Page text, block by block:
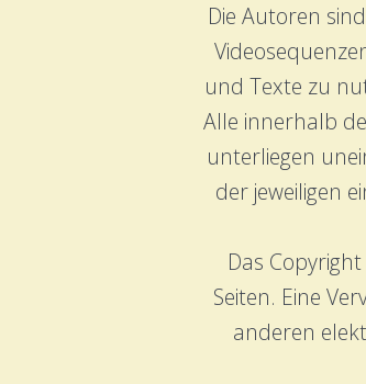
Die Autoren
und Texte zu
Alle innerhalb
unterliegen
der jeweiligen
Das
Seiten. Eine
anderen